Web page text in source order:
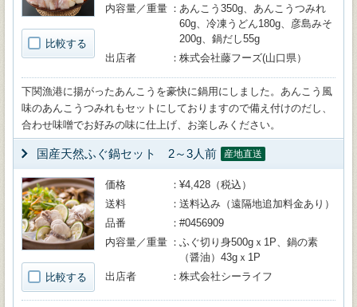
比較する
内容量／重量
あんこう350g、あんこうつみれ
60g、冷凍うどん180g、彦島みそ
200g、鍋だし55g
出店者
株式会社藤フーズ(山口県）
下関漁港に揚がったあんこうを豪快に鍋用にしました。あんこう風
味のあんこうつみれもセットにしておりますので備え付けのだし、
合わせ味噌でお好みの味に仕上げ、お楽しみください。
国産天然ふぐ鍋セット 2～3人前 産地直送
比較する
価格
¥4,428（税込）
送料
送料込み（遠隔地追加料金あり）
品番
#0456909
内容量／重量
ふぐ切り身500gｘ1P、鍋の素
（醤油）43gｘ1P
出店者
株式会社シーライフ